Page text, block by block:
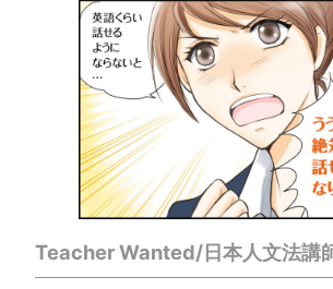
Teacher Wanted/日本人文法講